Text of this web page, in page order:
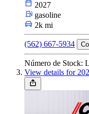
2027
gasoline
2k mi
(562) 667-5934
Número de Stock:
View details for